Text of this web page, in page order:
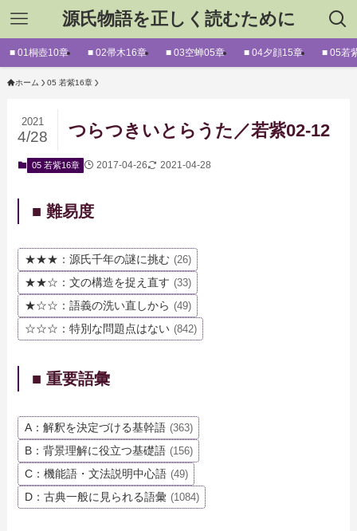
源氏物語を正しく読むために
■ 01桐壺10章 ■ 02帚木16章 ■ 03空蝉05章 ■ 04夕顔15章 ■ 05若
ホーム 05 若紫16章
つらつきいとらうた／若紫02-12
2021
4/28
05 若紫16章 2017-04-26 2021-04-28
■ 難易度
★★★：源氏千年の謎に挑む (26)
★★☆：文の構造を捉え直す (33)
★☆☆：語義の洗い直しから (49)
☆☆☆：特別な問題点はない (842)
■ 重要語彙
A：解釈を決定づける基幹語 (363)
B：背景理解に役立つ基礎語 (156)
C：機能語・文法説明中心語 (49)
D：古典一般に見られる語彙 (1084)